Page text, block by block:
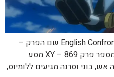
שם הפרק – English Confronting the Darkness שם הפרק –
עברית עימות באפילה שם עונה ומספר פרק XY – 869 מסע
עלילה אש, בוני וסרנה מגיעים ללומיוס,